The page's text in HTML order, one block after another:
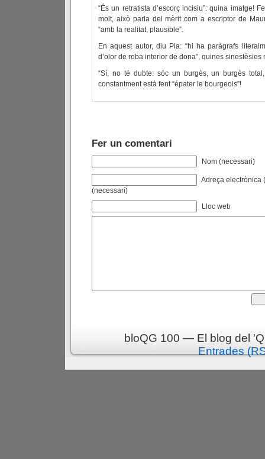
“És un retratista d’escorç incisiu”: quina imatge!
molt, això parla del mèrit com a escriptor de
“amb la realitat, plausible”.
En aquest autor, diu Pla: “hi ha paràgrafs
d’olor de roba interior de dona”, quines
“Sí, no té dubte: sóc un burgès, un burgès
constantment està fent “épater le bourgeois”!
Fer un comentari
Nom (necessari)
Adreça electrònica
(necessari)
Lloc web
bloQG 100 — El blog del
Entrades